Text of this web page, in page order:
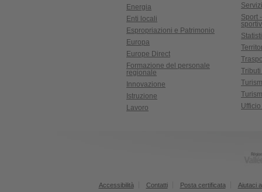
Energia
Enti locali
Espropriazioni e Patrimonio
Europa
Europe Direct
Formazione del personale
regionale
Innovazione
Istruzione
Lavoro
Sport
Accessibilità Contatti Posta certificata Aiutaci